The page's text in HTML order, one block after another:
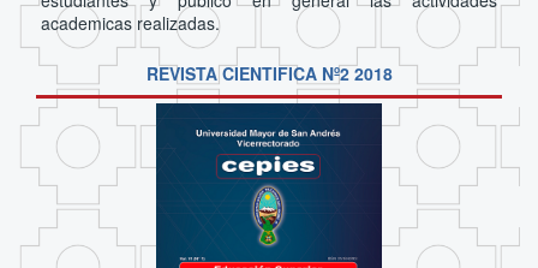
academicas realizadas.
REVISTA CIENTIFICA Nº2 2018